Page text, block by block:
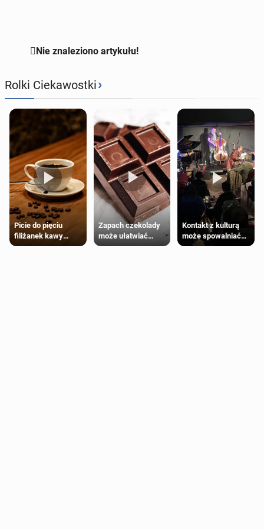
Nie znaleziono artykułu!
Rolki Ciekawostki›
Picie do pięciu
filiżanek kawy
dziennie jest
Zapach czekolady
może ułatwiać
trening siłowy
Kontakt z kulturą
może spowalniać
starzenie